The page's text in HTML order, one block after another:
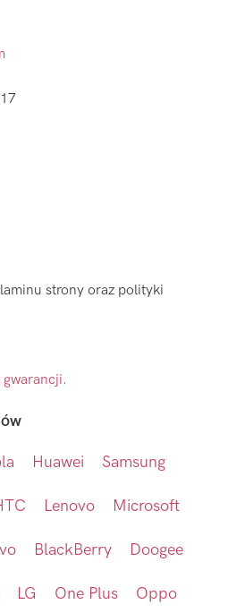
strony oraz polityki
gwarancji.
Huawei Samsung
Lenovo Microsoft
BlackBerry Doogee
LG One Plus Oppo